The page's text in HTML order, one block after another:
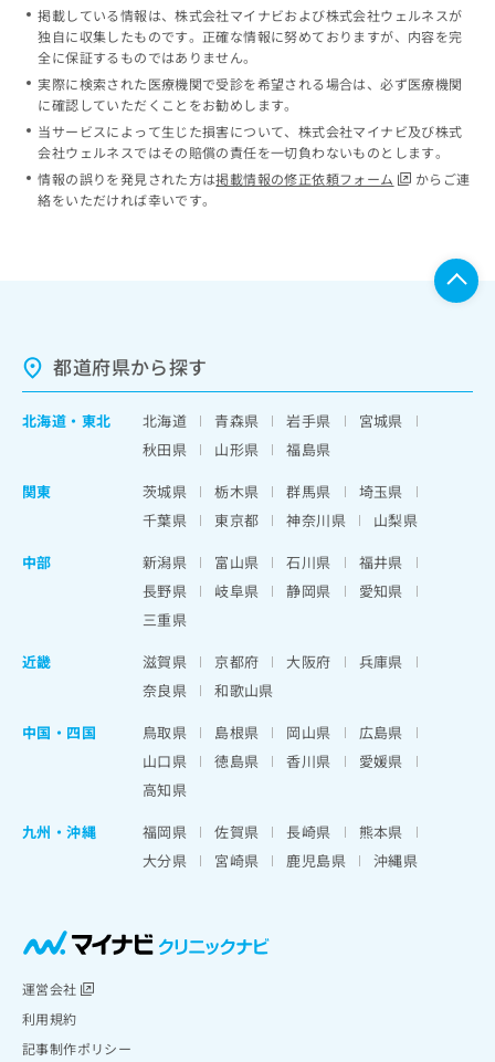
掲載している情報は、株式会社マイナビおよび株式会社ウェルネスが
独自に収集したものです。正確な情報に努めておりますが、内容を完
全に保証するものではありません。
実際に検索された医療機関で受診を希望される場合は、必ず医療機関
に確認していただくことをお勧めします。
当サービスによって生じた損害について、株式会社マイナビ及び株式
会社ウェルネスではその賠償の責任を一切負わないものとします。
情報の誤りを発見された方は掲載情報の修正依頼フォーム
からご連
絡をいただければ幸いです。
都道府県から探す
北海道 ・ 東北 北海道 青森県 岩手県
宮城県
秋田県
山形県
福島県
関東
茨城県 栃木県 群馬県
埼玉県
千葉県
東京都 神奈川県
山梨県
中部
新潟県 富山県 石川県
福井県
長野県
岐阜県 静岡県
愛知県
三重県
近畿
滋賀県 京都府 大阪府
兵庫県
奈良県
和歌山県
中国・四国
鳥取県 島根県 岡山県
広島県
山口県
徳島県 香川県
愛媛県
高知県
九州・沖縄
福岡県 佐賀県 長崎県
熊本県
大分県
宮崎県 鹿児島県 沖縄県
運営会社
利用規約
記事制作ポリシー